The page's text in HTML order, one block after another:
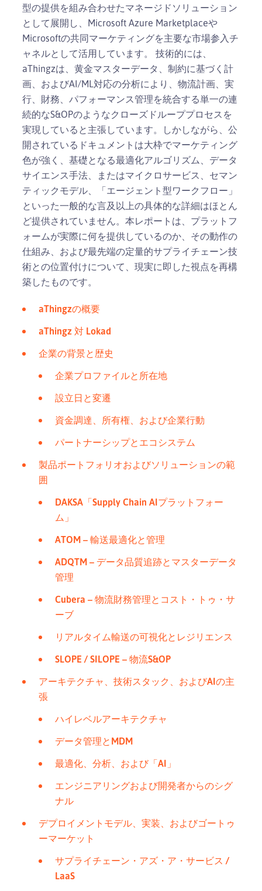
型の提供を組み合わせたマネージドソリューション
として展開し、Microsoft Azure Marketplaceや
Microsoftの共同マーケティングを主要な市場参入チ
ャネルとして活用しています。 技術的には、
aThingzは、黄金マスターデータ、制約に基づく計
画、およびAI/ML対応の分析により、物流計画、実
行、財務、パフォーマンス管理を統合する単一の連
続的なS&OPのようなクローズドループプロセスを
実現していると主張しています。しかしながら、公
開されているドキュメントは大枠でマーケティング
色が強く、基礎となる最適化アルゴリズム、データ
サイエンス手法、またはマイクロサービス、セマン
ティックモデル、「エージェント型ワークフロー」
といった一般的な言及以上の具体的な詳細はほとん
ど提供されていません。本レポートは、プラットフ
ォームが実際に何を提供しているのか、その動作の
仕組み、および最先端の定量的サプライチェーン技
術との位置付けについて、現実に即した視点を再構
築したものです。
aThingzの概要
aThingz 対 Lokad
企業の背景と歴史
企業プロファイルと所在地
設立日と変遷
資金調達、所有権、および企業行動
パートナーシップとエコシステム
製品ポートフォリオおよびソリューションの範
囲
DAKSA「Supply Chain AIプラットフォー
ム」
ATOM – 輸送最適化と管理
ADQTM – データ品質追跡とマスターデータ
管理
Cubera – 物流財務管理とコスト・トゥ・サ
ーブ
リアルタイム輸送の可視化とレジリエンス
SLOPE / SILOPE – 物流S&OP
アーキテクチャ、技術スタック、およびAIの主
張
ハイレベルアーキテクチャ
データ管理とMDM
最適化、分析、および「AI」
エンジニアリングおよび開発者からのシグ
ナル
デプロイメントモデル、実装、およびゴートゥ
ーマーケット
サプライチェーン・アズ・ア・サービス /
LaaS